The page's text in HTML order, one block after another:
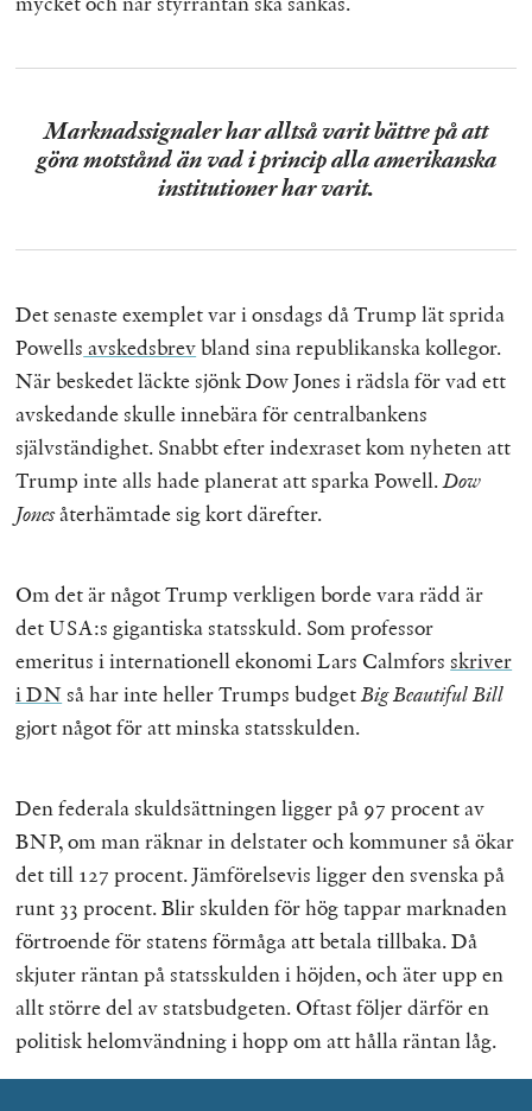
Marknadssignaler har alltså varit bättre på att
göra motstånd än vad i princip alla amerikanska
institutioner har varit.
Det senaste exemplet var i onsdags då Trump lät sprida
Powells avskedsbrevbland sina republikanska kollegor.
När beskedet läckte sjönk Dow Jones i rädsla för vad ett
avskedande skulle innebära för centralbankens
självständighet. Snabbt efter indexraset kom nyheten att
Trump inte alls hade planerat att sparka Powell.Dow
Jonesåterhämtade sig kort därefter.
Om det är något Trump verkligen borde vara rädd är
det USA:s gigantiska statsskuld. Som professor
emeritus i internationell ekonomi Lars Calmfors skriver
i DN så har inte heller Trumps budgetBig Beautiful Bill
gjort något för att minska statsskulden.
Den federala skuldsättningen ligger på 97 procent av
BNP, om man räknar in delstater och kommuner så ökar
det till 127 procent. Jämförelsevis ligger den svenska på
runt 33 procent. Blir skulden för hög tappar marknaden
förtroende för statens förmåga att betala tillbaka. Då
skjuter räntan på statsskulden i höjden, och äter upp en
allt större del av statsbudgeten. Oftast följer därför en
politisk helomvändning i hopp om att hålla räntan låg.